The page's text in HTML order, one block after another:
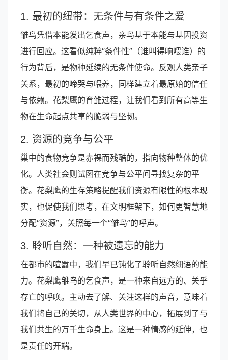
1. 最初的纽带：无条件与有条件之爱
雏鸟凭借本能发出乞食声，亲鸟基于本能与基因投资
进行回应。这看似纯粹“条件性”（谁叫得响喂谁）的
行为背后，是物种延续的无条件使命。反观人类亲子
关系，最初的啼哭与喂养，同样建立着最原始的信任
与依赖。花梨鹰的育雏过程，让我们看到所有高等生
物在生命起点共享的脆弱与坚韧。
2. 资源的竞争与公平
巢中的食物竞争是赤裸而残酷的，指向物种整体的优
化。人类社会则试图在竞争与公平间寻找复杂的平
衡。花梨鹰的生存策略提醒我们资源有限性的根本现
实，也促使我们思考，在文明框架下，如何更智慧地
分配“资源”，关照每一个“雏鸟”的呼声。
3. 聆听自然：一种被遗忘的能力
在都市的喧嚣中，我们早已钝化了聆听自然细语的能
力。花梨鹰雏鸟的乞食声，是一种来自远方的、关乎
存亡的呼唤。主动去了解、关注这样的声音，意味着
我们将自己的关切，从人类世界的中心，拓展到了与
我们共生的万千生命身上。这是一种情感的延伸，也
是责任的开端。